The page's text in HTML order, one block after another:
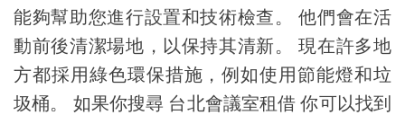
能夠幫助您進行設置和技術檢查。 他們會在活
動前後清潔場地，以保持其清新。 現在許多地
方都採用綠色環保措施，例如使用節能燈和垃
圾桶。 如果你搜尋 台北會議室租借 你可以找到